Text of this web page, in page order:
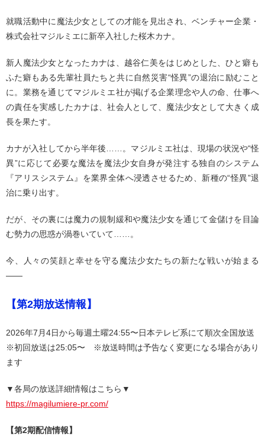
就職活動中に魔法少女としての才能を見出され、ベンチャー企業・
株式会社マジルミエに新卒入社した桜木カナ。
新人魔法少女となったカナは、越谷仁美をはじめとした、ひと癖も
ふた癖もある先輩社員たちと共に自然災害“怪異”の退治に励むこと
に。業務を通じてマジルミエ社が掲げる企業理念や人の命、仕事へ
の責任を実感したカナは、社会人として、魔法少女として大きく成
長を果たす。
カナが入社してから半年後……。マジルミエ社は、現場の状況や“怪
異”に応じて必要な魔法を魔法少女自身が発注する独自のシステム
『アリスシステム』を業界全体へ浸透させるため、新種の“怪異”退
治に乗り出す。
だが、その裏には魔力の規制緩和や魔法少女を通じて金儲けを目論
む勢力の思惑が渦巻いていて……。
今、人々の笑顔と幸せを守る魔法少女たちの新たな戦いが始まる
――
【第2期放送情報】
2026年7月4日から毎週土曜24:55〜日本テレビ系にて順次全国放送
※初回放送は25:05〜 ※放送時間は予告なく変更になる場合があり
ます
▼各局の放送詳細情報はこちら▼
https://magilumiere-pr.com/
【第2期配信情報】